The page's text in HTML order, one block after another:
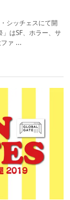
シッチェスにて開
はSF、ホラー、サ
ァ ...